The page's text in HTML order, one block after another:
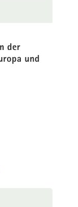
der
und